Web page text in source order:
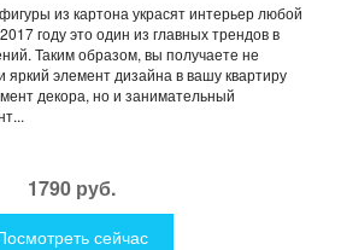
из картона украсят интерьер любой
году это один из главных трендов в
Таким образом, вы получаете не
яркий элемент дизайна в вашу квартиру
декора, но и занимательный
1790 руб.
сейчас